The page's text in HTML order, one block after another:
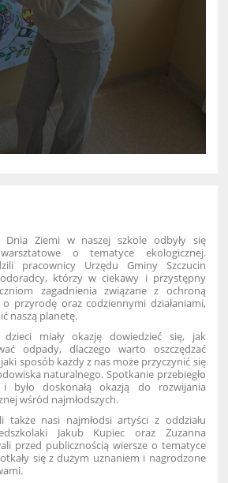
Ziemi w naszej szkole odbyły się
o tematyce ekologicznej.
pracownicy Urzędu Gminy Szczucin
którzy w ciekawy i przystępny
zagadnienia związane z ochroną
przyrodę oraz codziennymi działaniami,
naszą planetę.
dzieci miały okazję dowiedzieć się, jak
odpady, dlaczego warto oszczędzać
sposób każdy z nas może przyczynić się
naturalnego. Spotkanie przebiegło
było doskonałą okazją do rozwijania
wśród najmłodszych.
także nasi najmłodsi artyści z oddziału
Jakub Kupiec oraz Zuzanna
przed publicznością wiersze o tematyce
się z dużym uznaniem i nagrodzone